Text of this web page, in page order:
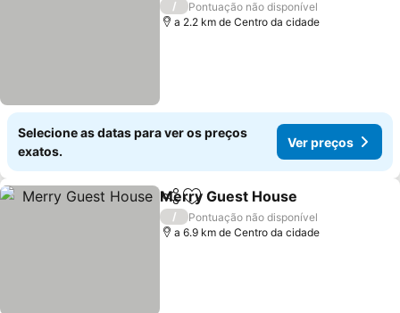
/
Pontuação não disponível
a 2.2 km de Centro da cidade
Selecione as datas para ver os preços
exatos.
Ver preços
PartilharAdicionar aos favoritos
Merry Guest House
/
Pontuação não disponível
a 6.9 km de Centro da cidade